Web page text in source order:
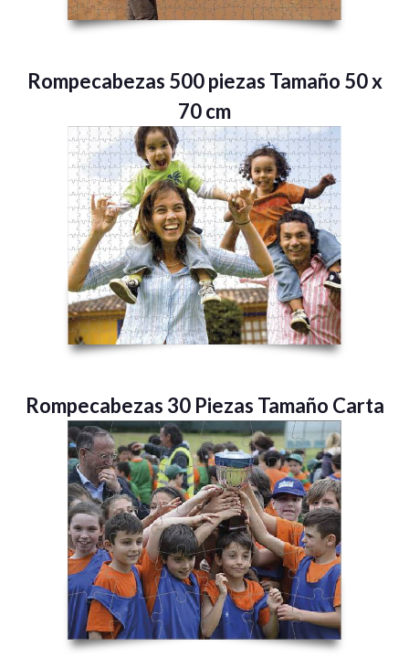
Rompecabezas 500 piezas Tamaño 50 x
70 cm
Rompecabezas 30 Piezas Tamaño Carta